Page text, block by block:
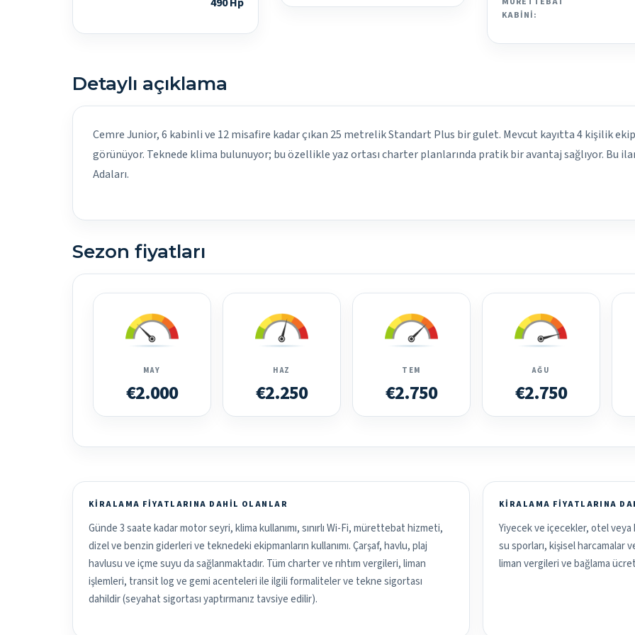
KABINI:
Detaylı açıklama
Cemre Junior, 6 kabinli ve 12 misafire kadar çıkan 25 metrelik Standart Plus bir gulet. Mevcut kayıtta 4 kişilik
görünüyor. Teknede klima bulunuyor; bu özellikle yaz ortası charter planlarında pratik bir avantaj sağlıyor. Bu
Adaları.
Sezon fiyatları
MAY
€2.000
HAZ
€2.250
TEM
€2.750
AĞU
€2.750
KIRALAMA FIYATLARINA DAHIL OLANLAR
Günde 3 saate kadar motor seyri, klima kullanımı, sınırlı Wi-Fi, mürettebat hizmeti,
dizel ve benzin giderleri ve teknedeki ekipmanların kullanımı. Çarşaf, havlu, plaj
havlusu ve içme suyu da sağlanmaktadır. Tüm charter ve rıhtım vergileri, liman
işlemleri, transit log ve gemi acenteleri ile ilgili formaliteler ve tekne sigortası
dahildir (seyahat sigortası yaptırmanız tavsiye edilir).
KIRALAMA FIYATLARINA
Yiyecek ve içecekler, otel
su sporları, kişisel harcamalar
liman vergileri ve bağlama